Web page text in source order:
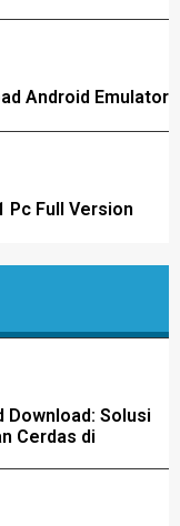
Android Emulator
Pc Full Version
Download: Solusi
Cerdas di